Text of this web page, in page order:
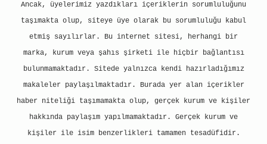
Ancak, üyelerimiz yazdıkları içeriklerin sorumluluğunu
taşımakta olup, siteye üye olarak bu sorumluluğu kabul
etmiş sayılırlar. Bu internet sitesi, herhangi bir
marka, kurum veya şahıs şirketi ile hiçbir bağlantısı
bulunmamaktadır. Sitede yalnızca kendi hazırladığımız
makaleler paylaşılmaktadır. Burada yer alan içerikler
haber niteliği taşımamakta olup, gerçek kurum ve kişiler
hakkında paylaşım yapılmamaktadır. Gerçek kurum ve
kişiler ile isim benzerlikleri tamamen tesadüfidir.